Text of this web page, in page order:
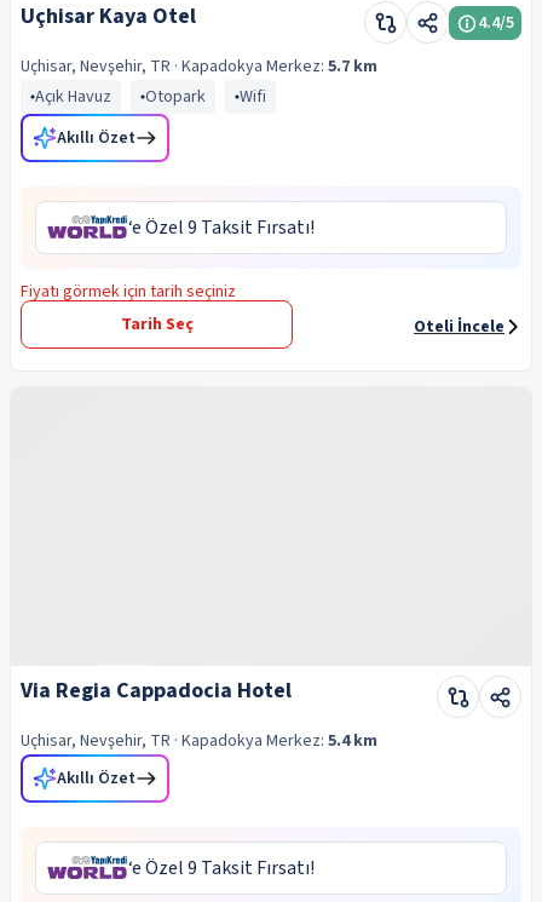
Uçhisar Kaya Otel 4.4/5
Uçhisar, Nevşehir, TR · Kapadokya Merkez: 5.7 km
Açık Havuz
Otopark
Wifi
Akıllı Özet
‘e Özel 9 Taksit Fırsatı!
Fiyatı görmek için tarih seçiniz
Tarih Seç
Oteli İncele
Via Regia Cappadocia Hotel
Uçhisar, Nevşehir, TR · Kapadokya Merkez: 5.4 km
Akıllı Özet
‘e Özel 9 Taksit Fırsatı!